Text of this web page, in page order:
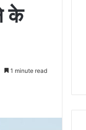
के
1 minute read